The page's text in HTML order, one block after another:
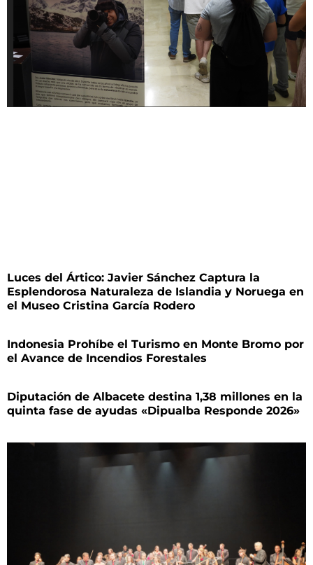
Luces del Ártico: Javier Sánchez Captura la
Esplendorosa Naturaleza de Islandia y Noruega en
el Museo Cristina García Rodero
Indonesia Prohíbe el Turismo en Monte Bromo por
el Avance de Incendios Forestales
Diputación de Albacete destina 1,38 millones en la
quinta fase de ayudas «Dipualba Responde 2026»